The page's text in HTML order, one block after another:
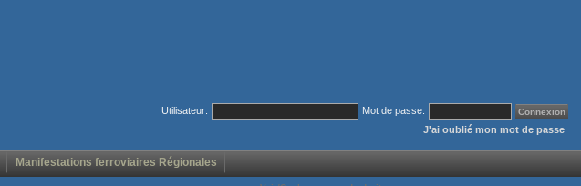
Utilisateur:
Mot de passe:
J'ai oublié mon mot de passe
Manifestations ferroviaires Régionales